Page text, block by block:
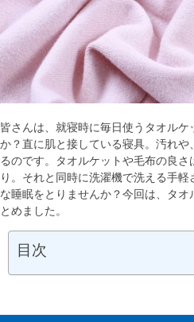
皆さんは、就寝時に毎日使うタオル
か？直に肌と接している寝具。汚れ
るのです。タオルケットや毛布の良
り。それと同時に洗濯機で洗える手
な睡眠をとりませんか？今回は、タ
とめました。
目次